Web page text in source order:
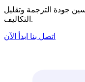
جودة الترجمة وتقليل
التكاليف.
اتصل بنا ابدأ الآن